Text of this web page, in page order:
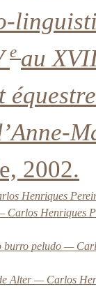
e au
2002.
Henriques
Carlos
burro peludo —
Alter — Carlos